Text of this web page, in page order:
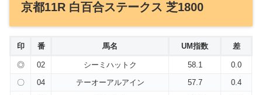
京都11R 白百合ステークス 芝1800
印 番 馬名 UM指数 差
◎ 02 シーミハットク 58.1
0.0
〇
04 テーオーアルアイン 57.7
0.4